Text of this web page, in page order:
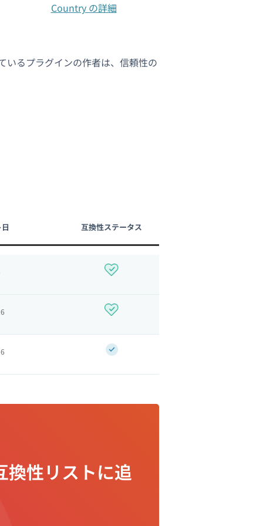
Country の詳細
いるプラグインの作者は、信頼性の
互換性ステータス
換性リストに追